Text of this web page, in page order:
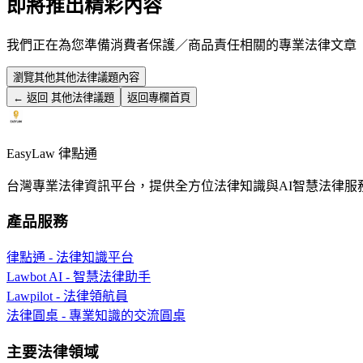
即將推出精彩內容
我們正在為您準備消費者保護／商品責任相關的專業法律文章
瀏覽其他其他法律議題內容
← 返回 其他法律議題 返回專欄首頁
EasyLaw 律點通
台灣專業法律資訊平台，提供全方位法律知識與AI智慧法律服
產品服務
律點通 - 法律知識平台
Lawbot AI - 智慧法律助手
Lawpilot - 法律領航員
法律圓桌 - 專業知識的交流圓桌
主要法律領域